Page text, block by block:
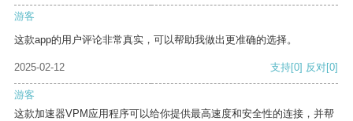
游客
这款app的用户评论非常真实，可以帮助我做出更准确的选择。
2025-02-12 支持[0] 反对[0]
游客
这款加速器VPM应用程序可以给你提供最高速度和安全性的连接，并帮